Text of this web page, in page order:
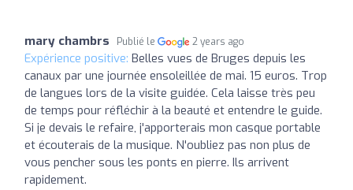
mary chambrs Publié le 2 years ago
Expérience positive: Belles vues de Bruges depuis les
canaux par une journée ensoleillée de mai. 15 euros. Trop
de langues lors de la visite guidée. Cela laisse très peu
de temps pour réfléchir à la beauté et entendre le guide.
Si je devais le refaire, j'apporterais mon casque portable
et écouterais de la musique. N'oubliez pas non plus de
vous pencher sous les ponts en pierre. Ils arrivent
rapidement.